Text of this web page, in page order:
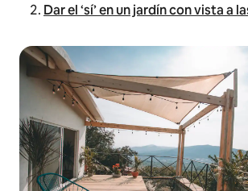
Dar el ‘sí’ en un jardín con vista a